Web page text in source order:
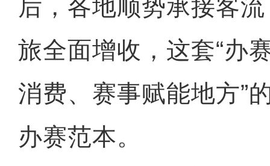
后，各地顺势承接客
旅全面增收，这套“办
消费、赛事赋能地方”
办赛范本。